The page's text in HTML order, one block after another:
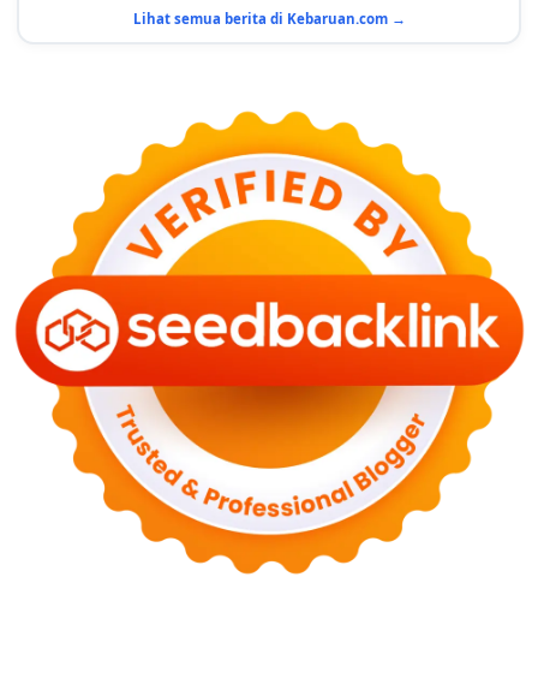
GAYA HIDUP
KESEHATAN
Bahaya Memakai Softlens untuk Mata yang Jarang
Diketahui
29 Juni 2026
NASIONAL
PLN Kalimantan Lakukan Manajemen Beban
Akibat Gangguan PLTGU
KEUANGAN & INVESTASI
Sama-sama Menguat
30 Juni 2026
GAYA HIDUP
Sinopsis Film Marauders, Misteri Perampokan
Bank dengan Konspirasi Tersembunyi
30 Juni 2026
OLAH RAGA
Lihat semua berita di Kebaruan.com →